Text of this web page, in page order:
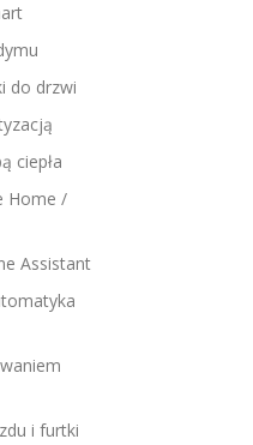
do drzwi
ciepła
Home /
Assistant
i furtki